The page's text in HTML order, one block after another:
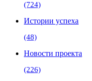
(724)
Истории успеха
(48)
Новости проекта
(226)